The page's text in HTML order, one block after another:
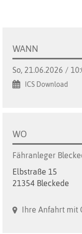
WANN
So, 21.06.2026 /
ICS Download
WO
Fähranleger
Elbstraße 15
21354 Bleckede
Ihre Anfahrt mit